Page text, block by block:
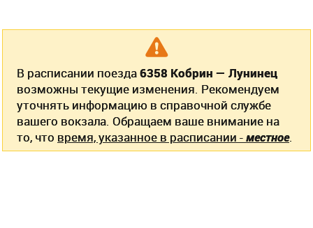
В расписании поезда6358 Кобрин — Лунинец
возможны текущие изменения. Рекомендуем
уточнять информацию в справочной службе
вашего вокзала. Обращаем ваше внимание на
то, что время, указанное в расписании -местное.